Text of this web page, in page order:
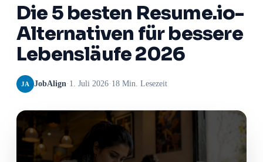
Die 5 besten Resume.io-
Alternativen für bessere
Lebensläufe 2026
JA JobAlign· 1. Juli 2026· 18 Min. Lesezeit